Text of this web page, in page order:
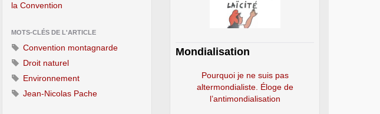
la Convention
MOTS-CLÉS DE L'ARTICLE
Convention montagnarde
Droit naturel
Environnement
Jean-Nicolas Pache
Mondialisation
Pourquoi je ne suis pas
altermondialiste. Éloge de
l’antimondialisation